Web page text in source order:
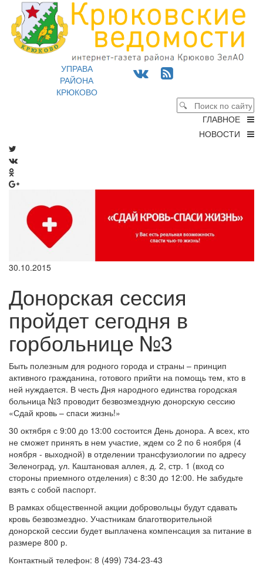
УПРАВА
РАЙОНА
КРЮКОВО
ГЛАВНОЕ
НОВОСТИ
30.10.2015
Донорская сессия
пройдет сегодня в
горбольнице №3
Быть полезным для родного города и страны – принцип
активного гражданина, готового прийти на помощь тем, кто в
ней нуждается. В честь Дня народного единства городская
больница №3 проводит безвозмездную донорскую сессию
«Сдай кровь – спаси жизнь!»
30 октября с 9:00 до 13:00 состоится День донора. А всех, кто
не сможет принять в нем участие, ждем со 2 по 6 ноября (4
ноября - выходной) в отделении трансфузиологии по адресу
Зеленоград, ул. Каштановая аллея, д. 2, стр. 1 (вход со
стороны приемного отделения) с 8:30 до 12:00. Не забудьте
взять с собой паспорт.
В рамках общественной акции добровольцы будут сдавать
кровь безвозмездно. Участникам благотворительной
донорской сессии будет выплачена компенсация за питание в
размере 800 р.
Контактный телефон: 8 (499) 734-23-43